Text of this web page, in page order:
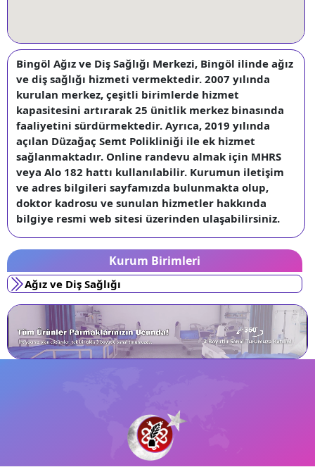
Kurum Birimleri
Ağız ve Diş Sağlığı
Bingöl Ağız ve Diş Sağlığı Merkezi, Bingöl ilinde ağız
ve diş sağlığı hizmeti vermektedir. 2007 yılında
kurulan merkez, çeşitli birimlerde hizmet
kapasitesini artırarak 25 ünitlik merkez binasında
faaliyetini sürdürmektedir. Ayrıca, 2019 yılında
açılan Düzağaç Semt Polikliniği ile ek hizmet
sağlanmaktadır. Online randevu almak için MHRS
veya Alo 182 hattı kullanılabilir. Kurumun iletişim
ve adres bilgileri sayfamızda bulunmakta olup,
doktor kadrosu ve sunulan hizmetler hakkında
bilgiye resmi web sitesi üzerinden ulaşabilirsiniz.